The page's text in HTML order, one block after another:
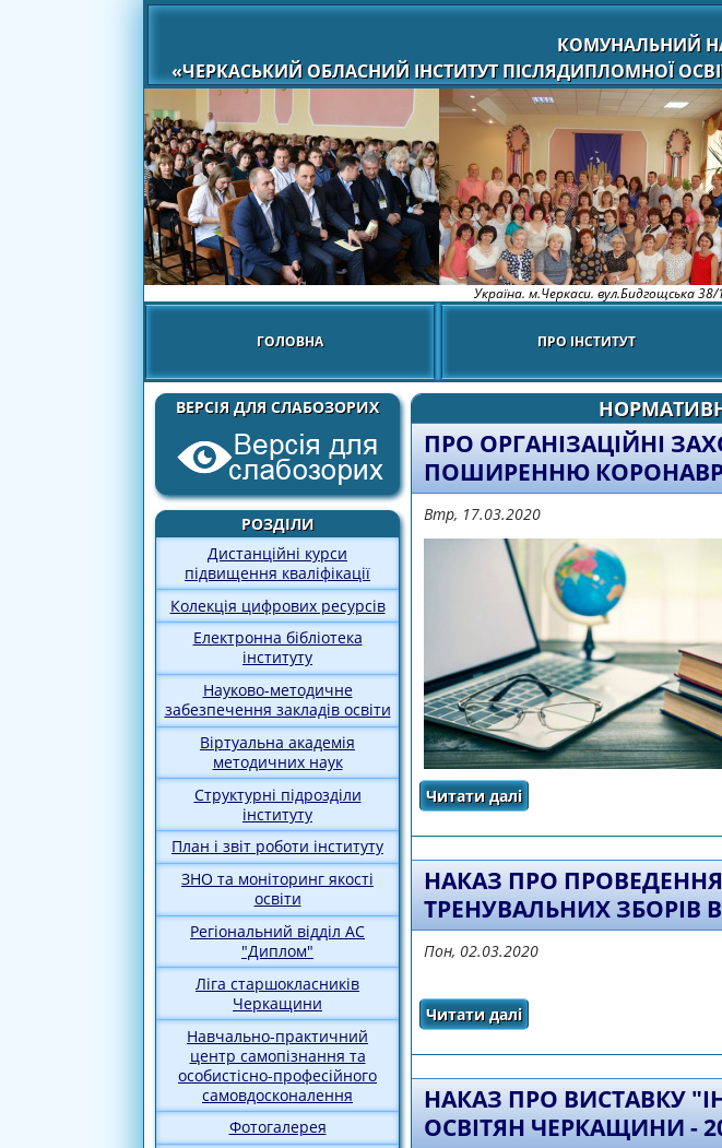
КОМУНАЛЬНИЙ
«ЧЕРКАСЬКИЙ ОБЛАСНИЙ ІНСТИТУТ ПІСЛЯДИПЛОМНОЇ
Україна. м.Черкаси. вул.Бидгощська 38/
ГОЛОВНА ПРО ІНСТИТУТ
ВЕРСІЯ ДЛЯ СЛАБОЗОРИХ
РОЗДІЛИ
Дистанційні курси
підвищення кваліфікації
Колекція цифрових ресурсів
Електронна бібліотека
інституту
Науково-методичне
забезпечення закладів освіти
Віртуальна академія
методичних наук
Структурні підрозділи
інституту
План і звіт роботи інституту
ЗНО та моніторинг якості
освіти
Регіональний відділ АС
"Диплом"
Ліга старшокласників
Черкащини
Навчально-практичний
центр самопізнання та
особистісно-професійного
самовдосконалення
Фотогалерея
ПРО ОРГАНІЗАЦІЙНІ
ПОШИРЕННЮ
Втр, 17.03.2020
Читати даліпро ПРО
НАКАЗ ПРО ПРОВЕДЕННЯ
ТРЕНУВАЛЬНИХ ЗБОРІВ
Пон, 02.03.2020
Читати даліпро Наказ про
НАКАЗ ПРО ВИСТАВКУ
ОСВІТЯН ЧЕРКАЩИНИ -